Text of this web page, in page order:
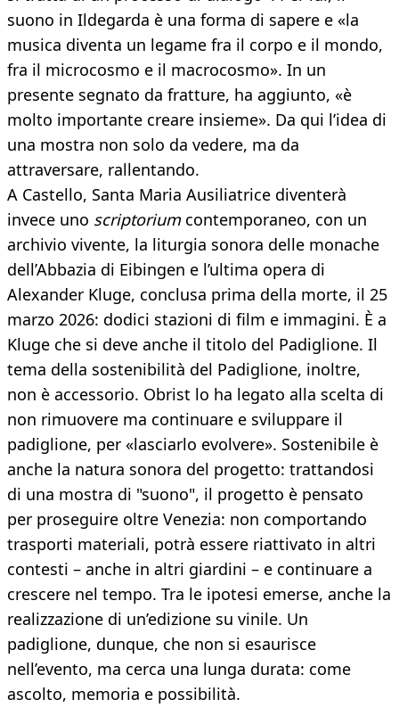
suono in Ildegarda è una forma di sapere e «la
musica diventa un legame fra il corpo e il mondo,
fra il microcosmo e il macrocosmo». In un
presente segnato da fratture, ha aggiunto, «è
molto importante creare insieme». Da qui l’idea di
una mostra non solo da vedere, ma da
attraversare, rallentando.
A Castello, Santa Maria Ausiliatrice diventerà
invece uno scriptorium contemporaneo, con un
archivio vivente, la liturgia sonora delle monache
dell’Abbazia di Eibingen e l’ultima opera di
Alexander Kluge, conclusa prima della morte, il 25
marzo 2026: dodici stazioni di film e immagini. È a
Kluge che si deve anche il titolo del Padiglione. Il
tema della sostenibilità del Padiglione, inoltre,
non è accessorio. Obrist lo ha legato alla scelta di
non rimuovere ma continuare e sviluppare il
padiglione, per «lasciarlo evolvere». Sostenibile è
anche la natura sonora del progetto: trattandosi
di una mostra di "suono", il progetto è pensato
per proseguire oltre Venezia: non comportando
trasporti materiali, potrà essere riattivato in altri
contesti – anche in altri giardini – e continuare a
crescere nel tempo. Tra le ipotesi emerse, anche la
realizzazione di un’edizione su vinile. Un
padiglione, dunque, che non si esaurisce
nell’evento, ma cerca una lunga durata: come
ascolto, memoria e possibilità.